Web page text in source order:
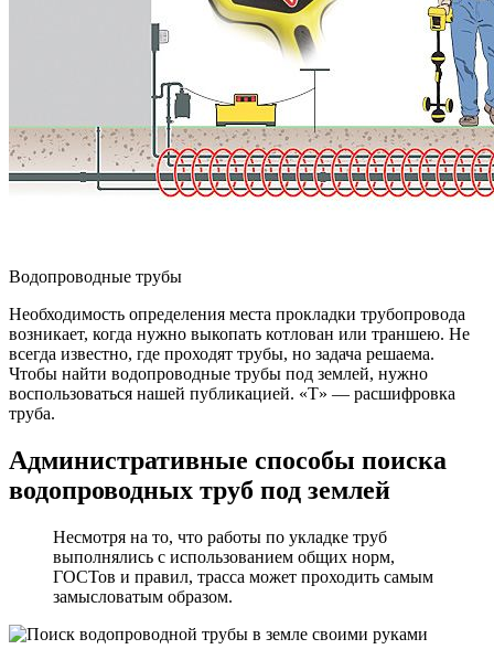
Водопроводные трубы
Необходимость определения места прокладки трубопровода
возникает, когда нужно выкопать котлован или траншею. Не
всегда известно, где проходят трубы, но задача решаема.
Чтобы найти водопроводные трубы под землей, нужно
воспользоваться нашей публикацией. «Т» — расшифровка
труба.
Административные способы поиска
водопроводных труб под землей
Несмотря на то, что работы по укладке труб
выполнялись с использованием общих норм,
ГОСТов и правил, трасса может проходить самым
замысловатым образом.